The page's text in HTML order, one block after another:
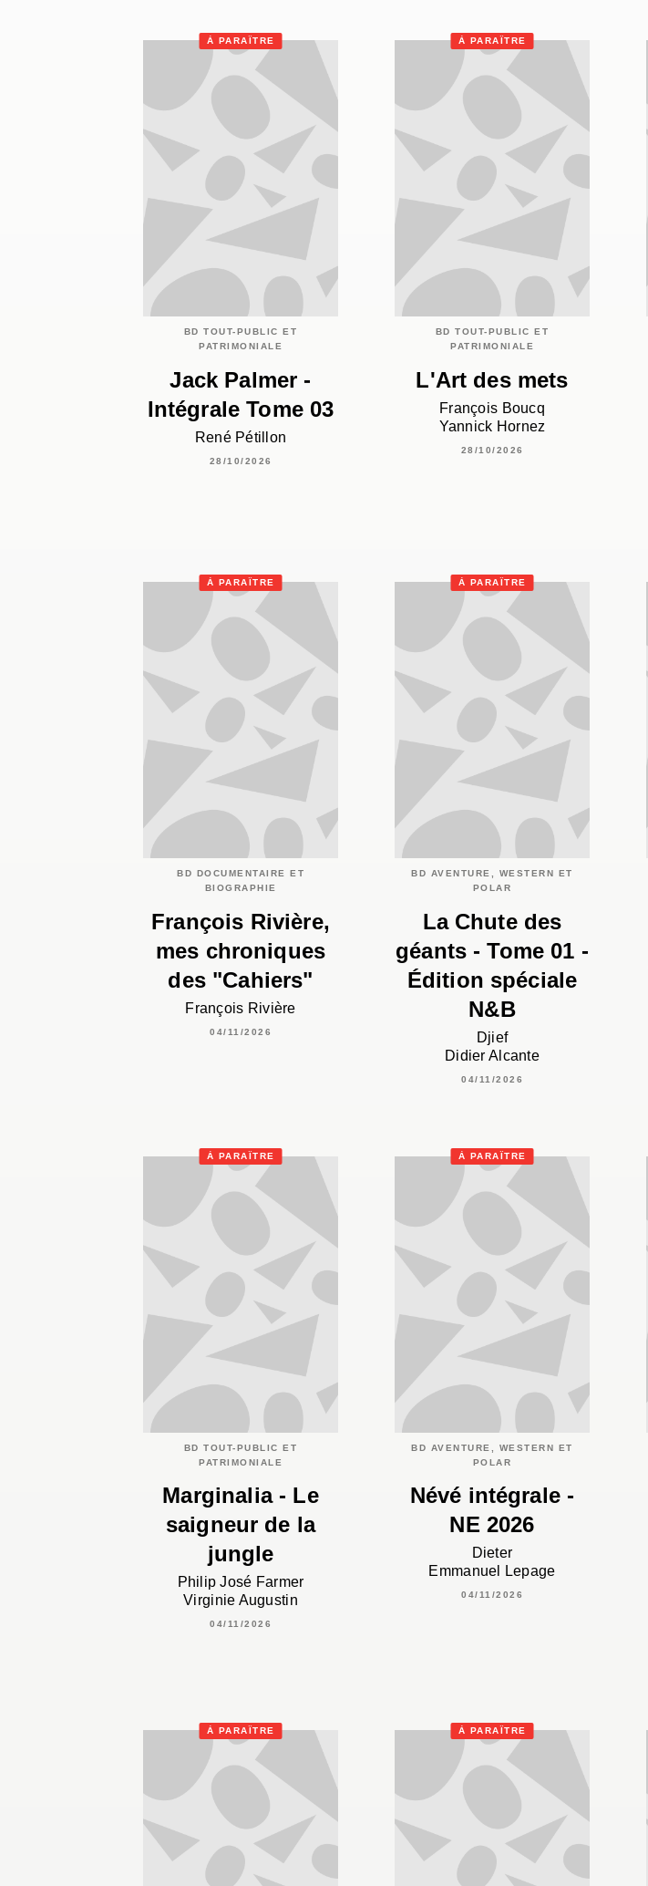
À PARAÎTRE
BD TOUT-PUBLIC ET
PATRIMONIALE
Jack Palmer -
Intégrale Tome 03
René Pétillon
28/10/2026
À PARAÎTRE
BD TOUT-PUBLIC ET
PATRIMONIALE
L'Art des mets
François Boucq
Yannick Hornez
28/10/2026
À PARAÎTRE
BD DOCUMENTAIRE ET
BIOGRAPHIE
François Rivière,
mes chroniques
des "Cahiers"
François Rivière
04/11/2026
À PARAÎTRE
BD AVENTURE, WESTERN ET
POLAR
La Chute des
géants - Tome 01 -
Édition spéciale
N&B
Djief
Didier Alcante
04/11/2026
À PARAÎTRE
BD TOUT-PUBLIC ET
PATRIMONIALE
Marginalia - Le
saigneur de la
jungle
Philip José Farmer
Virginie Augustin
04/11/2026
À PARAÎTRE
BD AVENTURE, WESTERN ET
POLAR
Névé intégrale -
NE 2026
Dieter
Emmanuel Lepage
04/11/2026
À PARAÎTRE À PARAÎTRE